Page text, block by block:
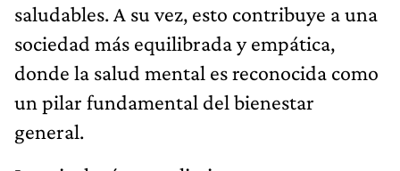
saludables. A su vez, esto contribuye a una
sociedad más equilibrada y empática,
donde la salud mental es reconocida como
un pilar fundamental del bienestar
general.